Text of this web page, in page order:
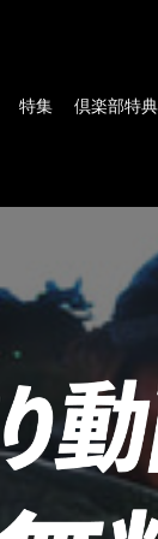
特集 倶楽部特典